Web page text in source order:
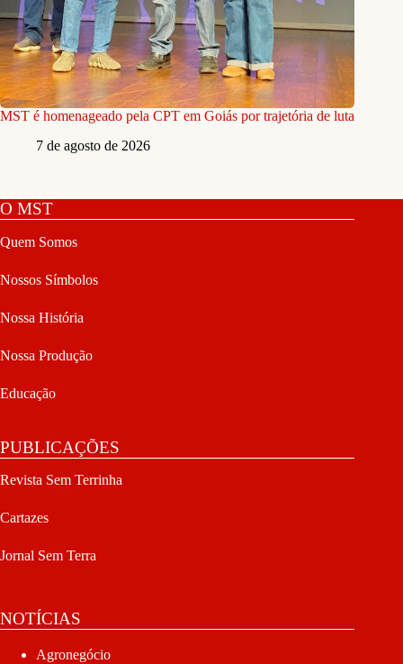
MST é homenageado pela CPT em Goiás por trajetória de luta
7 de agosto de 2026
O MST
Quem Somos
Nossos Símbolos
Nossa História
Nossa Produção
Educação
PUBLICAÇÕES
Revista Sem Terrinha
Cartazes
Jornal Sem Terra
NOTÍCIAS
Agronegócio